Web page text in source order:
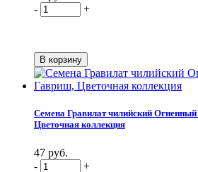
-
+
Семена Гравилат чилийский
Цветочная коллекция
47 руб.
-
+